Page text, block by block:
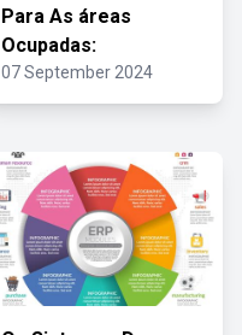
Para As áreas
Ocupadas:
07 September 2024